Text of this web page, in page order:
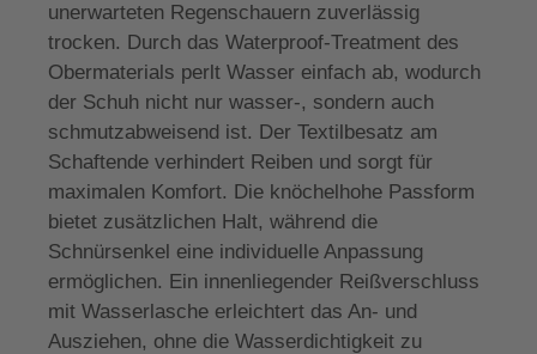
unerwarteten Regenschauern zuverlässig
trocken. Durch das Waterproof-Treatment des
Obermaterials perlt Wasser einfach ab, wodurch
der Schuh nicht nur wasser-, sondern auch
schmutzabweisend ist. Der Textilbesatz am
Schaftende verhindert Reiben und sorgt für
maximalen Komfort. Die knöchelhohe Passform
bietet zusätzlichen Halt, während die
Schnürsenkel eine individuelle Anpassung
ermöglichen. Ein innenliegender Reißverschluss
mit Wasserlasche erleichtert das An- und
Ausziehen, ohne die Wasserdichtigkeit zu